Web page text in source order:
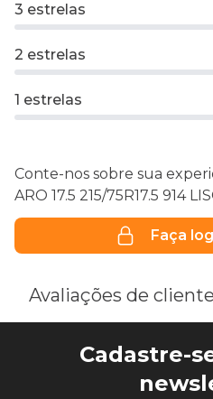
3 estrelas
2 estrelas
1 estrelas
Conte-nos sobre sua
ARO 17.5 215/75R17.5 914
Faça
Avaliações de
Cadastre-